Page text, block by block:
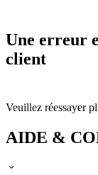
Une erreur
client
Veuillez réessayer
AIDE &